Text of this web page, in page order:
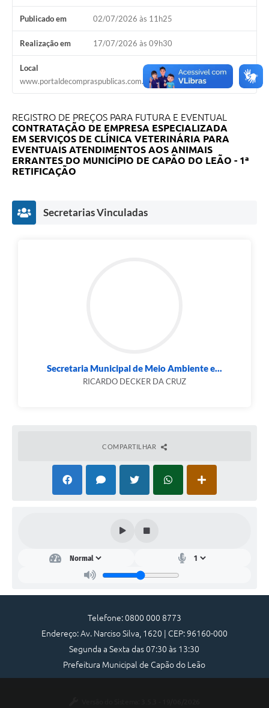
Diário Oficial
Publicado em 02/07/2026 às 11h25
Realização em 17/07/2026 às 09h30
Local
www.portaldecompraspublicas.com.br
REGISTRO DE PREÇOS PARA FUTURA E EVENTUAL
CONTRATAÇÃO DE EMPRESA ESPECIALIZADA
EM SERVIÇOS DE CLÍNICA VETERINÁRIA PARA
EVENTUAIS ATENDIMENTOS AOS ANIMAIS
ERRANTES DO MUNICÍPIO DE CAPÃO DO LEÃO - 1ª
RETIFICAÇÃO
Secretarias Vinculadas
Secretaria Municipal de Meio Ambiente e...
RICARDO DECKER DA CRUZ
COMPARTILHAR
Telefone: 0800 000 8773
Endereço: Av. Narciso Silva, 1620 | CEP: 96160-000
Segunda a Sexta das 07:30 às 13:30
Prefeitura Municipal de Capão do Leão